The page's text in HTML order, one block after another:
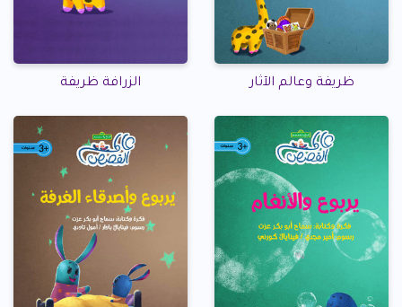
ظريفة وعالم الآثار الزرافة ظريفة